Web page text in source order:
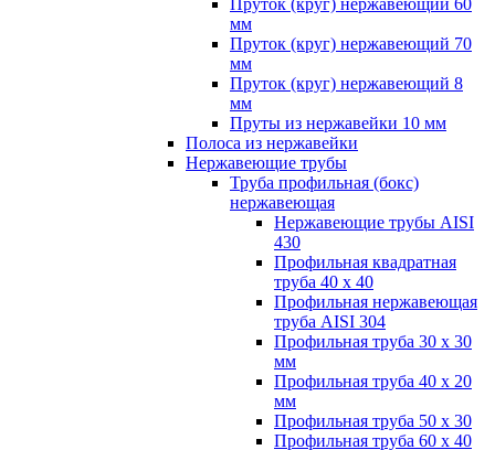
Пруток (круг) нержавеющий 60
мм
Пруток (круг) нержавеющий 70
мм
Пруток (круг) нержавеющий 8
мм
Пруты из нержавейки 10 мм
Полоса из нержавейки
Нержавеющие трубы
Труба профильная (бокс)
нержавеющая
Нержавеющие трубы AISI
430
Профильная квадратная
труба 40 х 40
Профильная нержавеющая
труба AISI 304
Профильная труба 30 х 30
мм
Профильная труба 40 х 20
мм
Профильная труба 50 х 30
Профильная труба 60 х 40